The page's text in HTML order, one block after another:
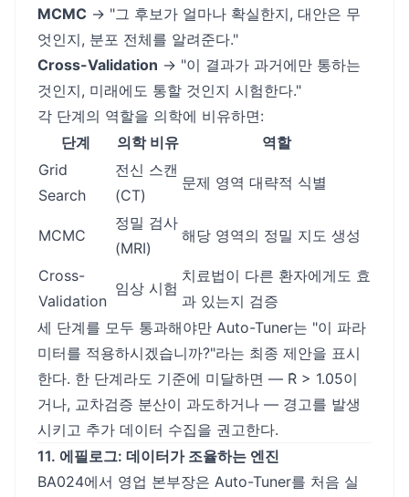
MCMC → "그 후보가 얼마나 확실한지, 대안은 무
엇인지, 분포 전체를 알려준다."
Cross-Validation → "이 결과가 과거에만 통하는
것인지, 미래에도 통할 것인지 시험한다."
각 단계의 역할을 의학에 비유하면:
단계
의학 비유
역할
Grid
Search
전신 스캔
(CT)
문제 영역 대략적 식별
MCMC
정밀 검사
(MRI)
해당 영역의 정밀 지도 생성
Cross-
Validation
임상 시험
치료법이 다른 환자에게도 효
과 있는지 검증
세 단계를 모두 통과해야만 Auto-Tuner는 "이 파라
미터를 적용하시겠습니까?"라는 최종 제안을 표시
한다. 한 단계라도 기준에 미달하면 — R̂ > 1.05이
거나, 교차검증 분산이 과도하거나 — 경고를 발생
시키고 추가 데이터 수집을 권고한다.
11. 에필로그: 데이터가 조율하는 엔진
BA024에서 영업 본부장은 Auto-Tuner를 처음 실